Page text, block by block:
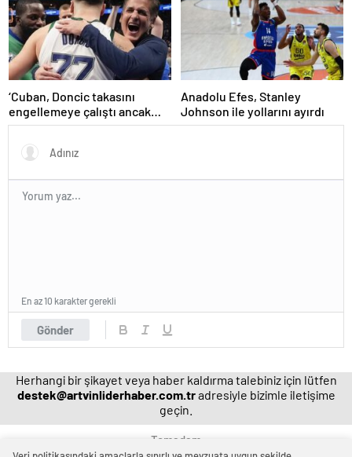
‘Cuban, Doncic takasını
engellemeye çalıştı ancak
geç kaldı’ iddiası! NBA
Anadolu Efes, Stanley
Johnson ile yollarını ayırdı
Gönder
En az 10 karakter gerekli
Herhangi bir şikayet veya haber kaldırma talebiniz için lütfen
destek@artvinliderhaber.com.tradresiyle bizimle iletişime
geçin.
Temadam